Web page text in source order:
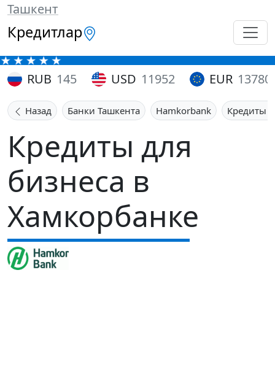
Ташкент
Кредитлар
RUB 145 USD 11952 EUR 13780
Назад Банки Ташкента Hamkorbank Кредиты
Кредиты для
бизнеса в
Хамкорбанке